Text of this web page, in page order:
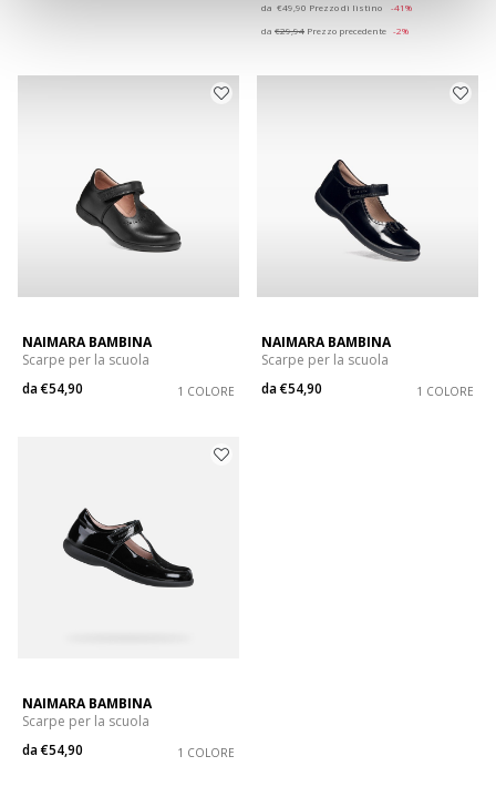
da €49,90 Prezzo di listino
-41%
da €29,94 Prezzo precedente -2%
NAIMARA BAMBINA
Scarpe per la scuola
da€54,90 1 COLORE
NAIMARA BAMBINA
Scarpe per la scuola
da€54,90 1 COLORE
NAIMARA BAMBINA
Scarpe per la scuola
da€54,90 1 COLORE